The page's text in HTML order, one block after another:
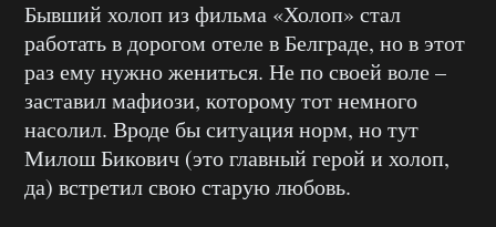
Бывший холоп из фильма «Холоп» стал
работать в дорогом отеле в Белграде, но в этот
раз ему нужно жениться. Не по своей воле –
заставил мафиози, которому тот немного
насолил. Вроде бы ситуация норм, но тут
Милош Бикович (это главный герой и холоп,
да) встретил свою старую любовь.